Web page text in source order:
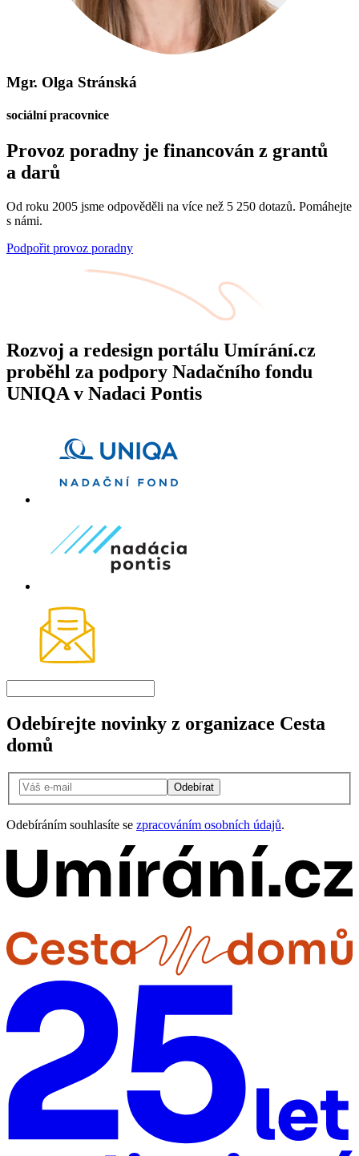
Mgr. Olga Stránská
sociální pracovnice
Provoz poradny je financován z grantů
a darů
Od roku 2005 jsme odpověděli na více než 5 250 dotazů. Pomáhejte
s námi.
Podpořit provoz poradny
Rozvoj a redesign portálu Umírání.cz
proběhl za podpory Nadačního fondu
UNIQA v Nadaci Pontis
Odebírejte novinky z organizace Cesta
domů
Odebírat
Odebíráním souhlasíte se zpracováním osobních údajů.